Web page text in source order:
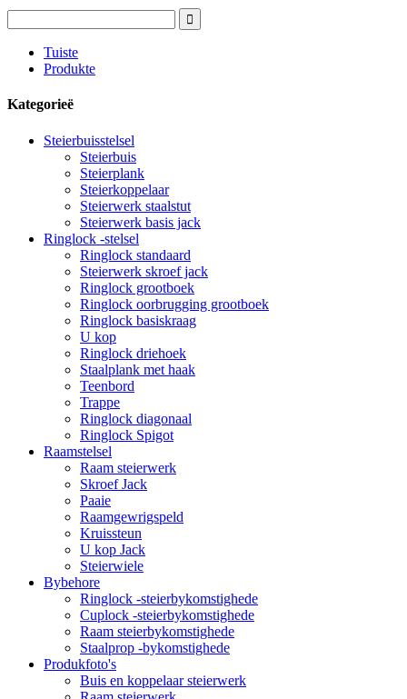
Tuiste
Produkte
Kategorieë
Steierbuisstelsel
Steierbuis
Steierplank
Steierkoppelaar
Steierwerk staalstut
Steierwerk basis jack
Ringlock -stelsel
Ringlock standaard
Steierwerk skroef jack
Ringlock grootboek
Ringlock oorbrugging grootboek
Ringlock basiskraag
U kop
Ringlock driehoek
Staalplank met haak
Teenbord
Trappe
Ringlock diagonaal
Ringlock Spigot
Raamstelsel
Raam steierwerk
Skroef Jack
Paaie
Raamgewrigspeld
Kruissteun
U kop Jack
Steierwiele
Bybehore
Ringlock -steierbykomstighede
Cuplock -steierbykomstighede
Raam steierbykomstighede
Staalprop -bykomstighede
Produkfoto's
Buis en koppelaar steierwerk